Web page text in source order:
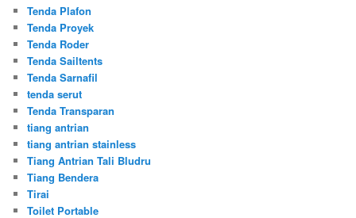
Tenda Plafon
Tenda Proyek
Tenda Roder
Tenda Sailtents
Tenda Sarnafil
tenda serut
Tenda Transparan
tiang antrian
tiang antrian stainless
Tiang Antrian Tali Bludru
Tiang Bendera
Tirai
Toilet Portable